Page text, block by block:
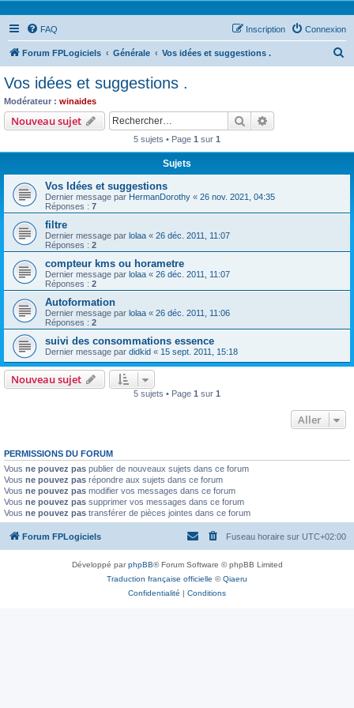
FAQ Connexion
Inscription
Forum FPLogiciels Générale Vos idées et suggestions .
Vos idées et suggestions .
Modérateur : winaides
Nouveau sujet Rechercher
5 sujets • Page 1 sur 1
Sujets
Vos Idées et suggestions
Dernier message par HermanDorothy « 26 nov. 2021, 04:35
Réponses : 7
filtre
Dernier message par lolaa « 26 déc. 2011, 11:07
Réponses : 2
compteur kms ou horametre
Dernier message par lolaa « 26 déc. 2011, 11:07
Réponses : 2
Autoformation
Dernier message par lolaa « 26 déc. 2011, 11:06
Réponses : 2
suivi des consommations essence
Dernier message par didkid « 15 sept. 2011, 15:18
Nouveau sujet
5 sujets • Page 1 sur 1
Aller
PERMISSIONS DU FORUM
Vous ne pouvez pas publier de nouveaux sujets dans ce forum
Vous ne pouvez pas répondre aux sujets dans ce forum
Vous ne pouvez pas modifier vos messages dans ce forum
Vous ne pouvez pas supprimer vos messages dans ce forum
Vous ne pouvez pas transférer de pièces jointes dans ce forum
Forum FPLogiciels Fuseau horaire sur UTC+02:00
Développé parphpBB® Forum Software © phpBB Limited
Traduction française officielle ©Qiaeru
Confidentialité | Conditions